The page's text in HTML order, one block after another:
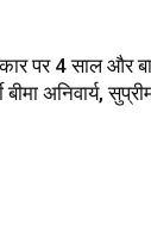
पर 4 साल और
बीमा अनिवार्य,